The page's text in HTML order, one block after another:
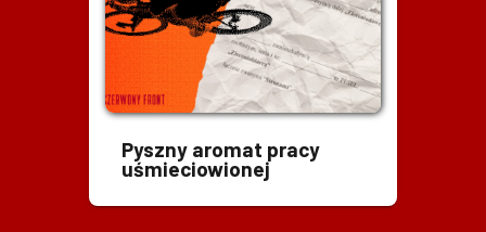
Pyszny aromat pracy
uśmieciowionej